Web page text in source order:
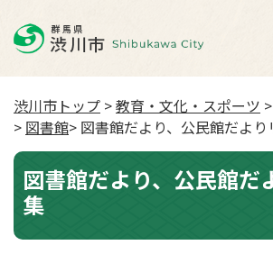
渋川市トップ >教育・文化・スポーツ >
> 図書館> 図書館だより、公民館だより
図書館だより、公民館だ
集